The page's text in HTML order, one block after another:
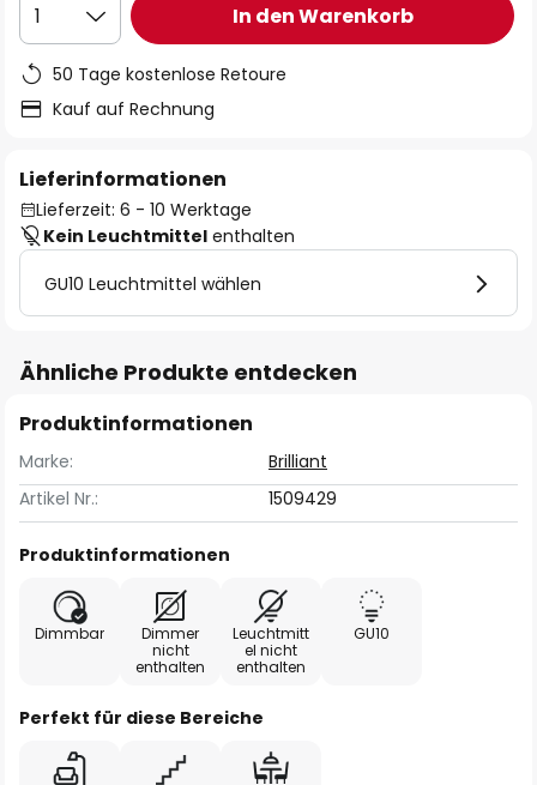
1 In den Warenkorb
50 Tage kostenlose Retoure
Kauf auf Rechnung
Lieferinformationen
Lieferzeit: 6 - 10 Werktage
Kein Leuchtmittel enthalten
GU10 Leuchtmittel wählen
Ähnliche Produkte entdecken
Produktinformationen
Marke:
Brilliant
Artikel Nr.:
1509429
Produktinformationen
Dimmbar
Dimmer
nicht
enthalten
Leuchtmitt
el nicht
enthalten
GU10
Perfekt für diese Bereiche